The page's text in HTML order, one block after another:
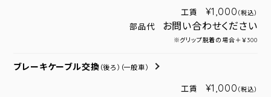
工賃 ¥1,000 （税込）
部品代 お問い合わせください
※グリップ脱着の場合＋￥300
ブレーキケーブル交換 （後ろ） （一般車）
工賃 ¥1,000 （税込）